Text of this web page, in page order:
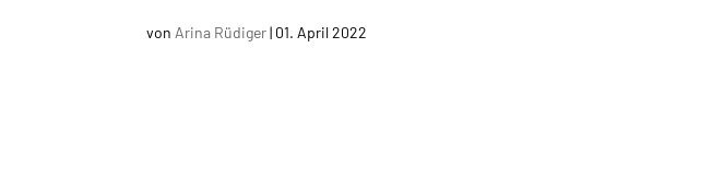
von Arina Rüdiger| 01. April 2022